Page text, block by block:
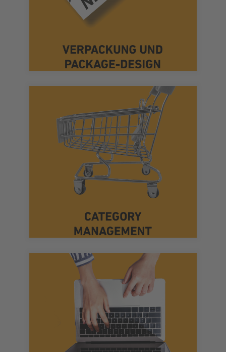
Wir sind Ihre Spezialisten für
Verpackungsdesign. Wir gestalten
Sie möchten Impulskäufe steigern und
die Orientierung des Kunden im Regal
optimieren? Alles eine Frage des Category
Managements – wir beraten Sie gerne!
Schulungskonzepte, die Wissen gut
aufbereitet vermitteln. Ob im Dialog, als
Präsentation, als Webinar oder Online-
Schulung – wir finden das richtige
Medium für Sie.